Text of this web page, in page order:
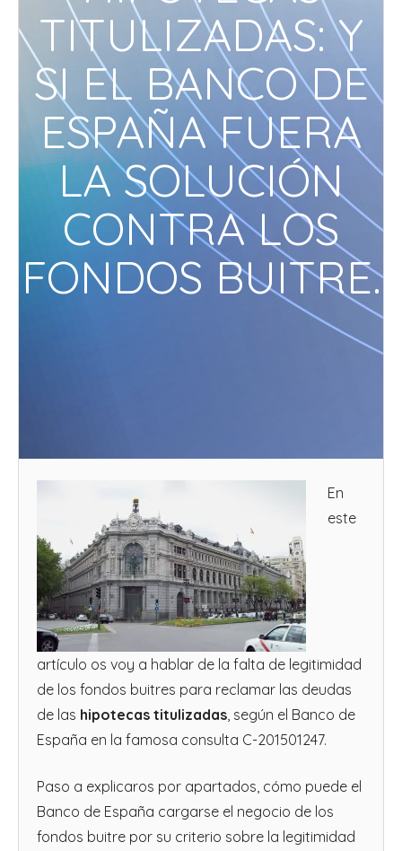
TITULIZADAS: Y
SI EL BANCO DE
ESPAÑA FUERA
LA SOLUCIÓN
CONTRA LOS
FONDOS BUITRE.
En
este
artículo os voy a hablar de la falta de legitimidad
de los fondos buitres para reclamar las deudas
de las hipotecas titulizadas, según el Banco de
España en la famosa consulta C-201501247.
Paso a explicaros por apartados, cómo puede el
Banco de España cargarse el negocio de los
fondos buitre por su criterio sobre la legitimidad